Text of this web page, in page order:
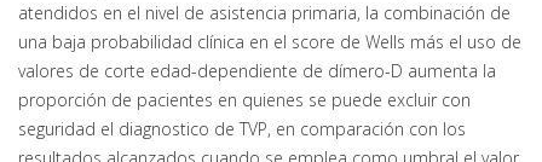
atendidos en el nivel de asistencia primaria, la combinación de
una baja probabilidad clínica en el score de Wells más el uso de
valores de corte edad-dependiente de dímero-D aumenta la
proporción de pacientes en quienes se puede excluir con
seguridad el diagnostico de TVP, en comparación con los